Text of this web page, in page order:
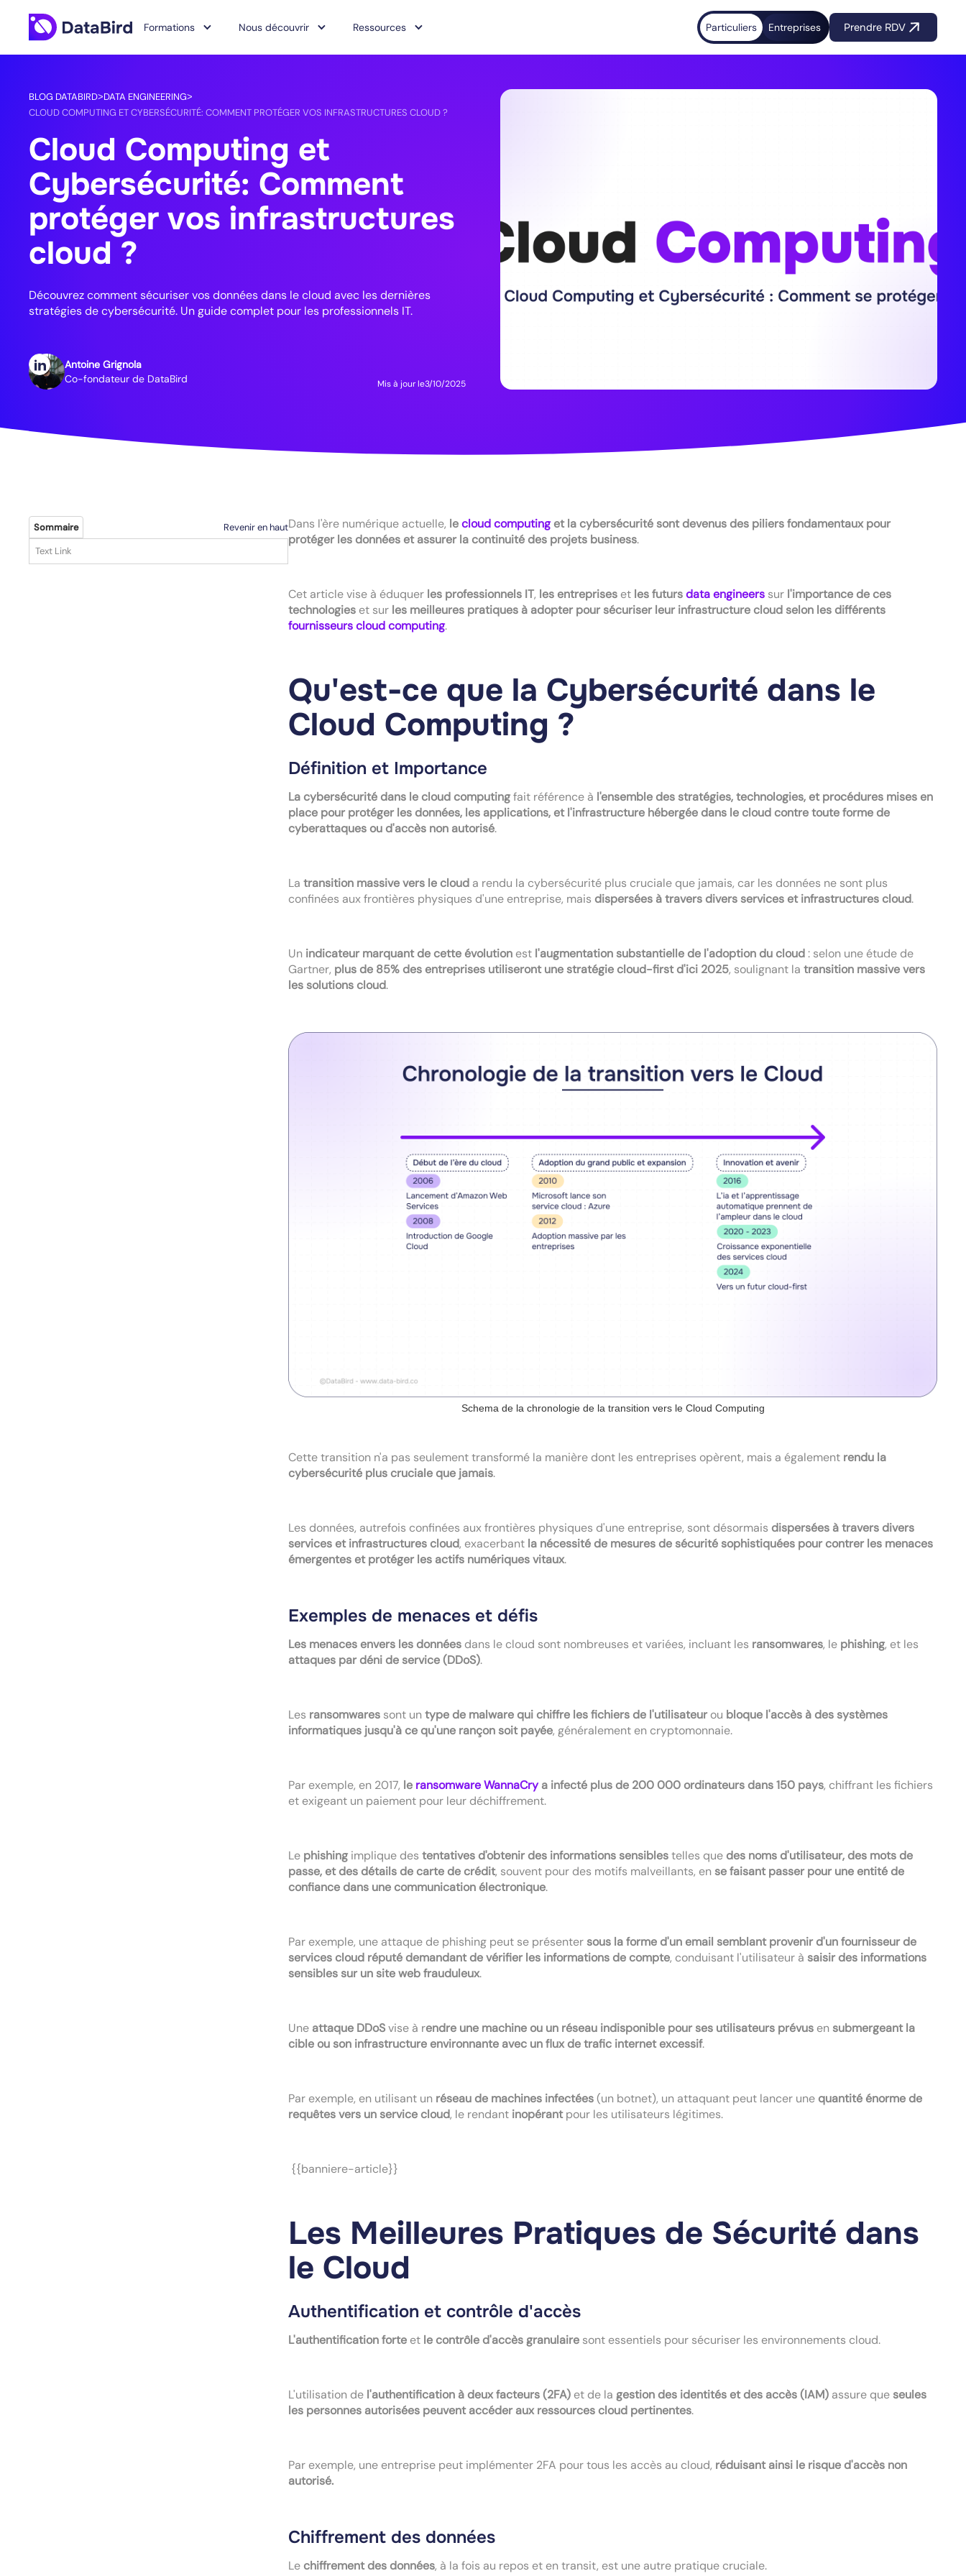
Formations Nous découvrir Ressources Particuliers Entreprises Prendre RDV
BLOG DATABIRD>DATA ENGINEERING>
CLOUD COMPUTING ET CYBERSÉCURITÉ: COMMENT PROTÉGER VOS INFRASTRUCTURES CLOUD ?
Cloud Computing et
Cybersécurité: Comment
protéger vos infrastructures
cloud ?
Découvrez comment sécuriser vos données dans le cloud avec les dernières
stratégies de cybersécurité. Un guide complet pour les professionnels IT.
Antoine Grignola
Co-fondateur de DataBird
Mis à jour le3/10/2025
Sommaire
Revenir en haut
Text Link
Dans l'ère numérique actuelle, lecloud computinget la cybersécurité sont devenus des piliers fondamentaux pour
protéger les données et assurer la continuité des projets business.
Cet article vise à éduquer les professionnels IT, les entreprises et les futursdata engineers sur l'importance de ces
technologies et sur les meilleures pratiques à adopter pour sécuriser leur infrastructure cloud selon les différents
fournisseurs cloud computing.
Qu'est-ce que la Cybersécurité dans le
Cloud Computing ?
Définition et Importance
La cybersécurité dans le cloud computingfait référence à l'ensemble des stratégies, technologies, et procédures mises en
place pour protéger les données, les applications, et l'infrastructure hébergée dans le cloud contre toute forme de
cyberattaques ou d'accès non autorisé.
Latransition massive vers le cloud a rendu la cybersécurité plus cruciale que jamais, car les données ne sont plus
confinées aux frontières physiques d'une entreprise, mais dispersées à travers divers services et infrastructures cloud.
Un indicateur marquant de cette évolution est l'augmentation substantielle de l'adoption du cloud: selon une étude de
Gartner, plus de 85% des entreprises utiliseront une stratégie cloud-first d'ici 2025, soulignant la transition massive vers
les solutions cloud.
Schema de la chronologie de la transition vers le Cloud Computing
Cette transition n'a pas seulement transformé la manière dont les entreprises opèrent, mais a également rendu la
cybersécurité plus cruciale que jamais.
Les données, autrefois confinées aux frontières physiques d'une entreprise, sont désormais dispersées à travers divers
services et infrastructures cloud, exacerbant la nécessité de mesures de sécurité sophistiquées pour contrer les menaces
émergentes et protéger les actifs numériques vitaux.
Exemples de menaces et défis
Les menaces envers les données dans le cloud sont nombreuses et variées, incluant les ransomwares, le phishing, et les
attaques par déni de service (DDoS).
Les ransomwares sont untype de malware qui chiffre les fichiers de l'utilisateur ou bloque l'accès à des systèmes
informatiques jusqu'à ce qu'une rançon soit payée, généralement en cryptomonnaie.
Par exemple, en 2017, le ransomware WannaCry a infecté plus de 200 000 ordinateurs dans 150 pays, chiffrant les fichiers
et exigeant un paiement pour leur déchiffrement.
Le phishing implique destentatives d'obtenir des informations sensiblestelles que des noms d'utilisateur, des mots de
passe, et des détails de carte de crédit, souvent pour des motifs malveillants, ense faisant passer pour une entité de
confiance dans une communication électronique.
Par exemple, une attaque de phishing peut se présentersous la forme d'un email semblant provenir d'un fournisseur de
services cloud réputé demandant de vérifier les informations de compte, conduisant l'utilisateur àsaisir des informations
sensibles sur un site web frauduleux.
Une attaque DDoSvise à rendre une machine ou un réseau indisponible pour ses utilisateurs prévus ensubmergeant la
cible ou son infrastructure environnante avec un flux de trafic internet excessif.
Par exemple, en utilisant un réseau de machines infectées(un botnet), un attaquant peut lancer une quantité énorme de
requêtes vers un service cloud, le rendant inopérantpour les utilisateurs légitimes.
{{banniere-article}}
Les Meilleures Pratiques de Sécurité dans
le Cloud
Authentification et contrôle d'accès
L'authentification forte et le contrôle d'accès granulaire sont essentiels pour sécuriser les environnements cloud.
L'utilisation de l'authentification à deux facteurs (2FA) et de lagestion des identités et des accès (IAM) assure queseules
les personnes autorisées peuvent accéder aux ressources cloud pertinentes.
Par exemple, une entreprise peut implémenter 2FA pour tous les accès au cloud, réduisant ainsi le risque d'accès non
autorisé.
Chiffrement des données
Le chiffrement des données, à la fois au repos et en transit, est une autre pratique cruciale.